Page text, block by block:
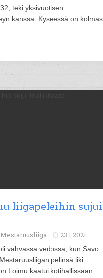
teki yksivuotisen
kanssa. Kyseessä on kolmas
liigapeleihin sujui
23.1.2021
vahvassa vedossa, kun Savo
pelinsä liki
Loimu kaatui kotihallissaan